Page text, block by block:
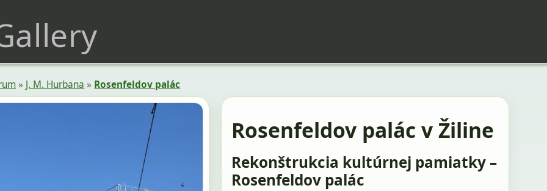
» J. M. Hurbana » Rosenfeldov palác
Rosenfeldov palác v Žiline
Rekonštrukcia kultúrnej pamiatky –
Rosenfeldov palác